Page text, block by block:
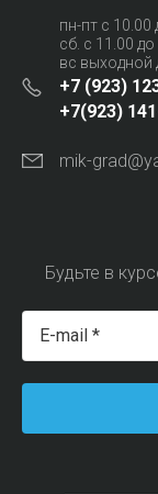
пн-пт с 10.00
сб. с 11.00 до
вс выходной
+7 (923)
+7(923)
mik-
Будьте в